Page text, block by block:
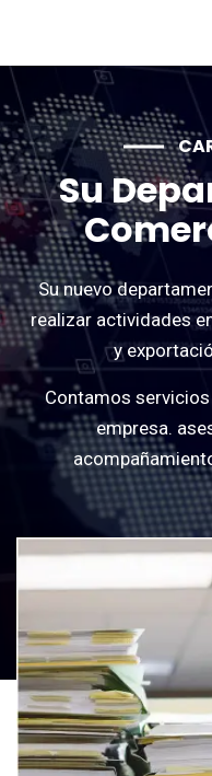
Su
Su nuevo
realizar actividades
y
Contamos
empresa.